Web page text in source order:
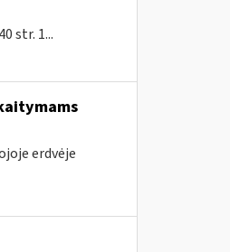
40 str. 1...
erdvėje